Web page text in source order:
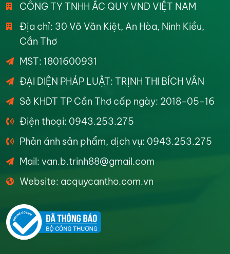
CÔNG TY TNHH ẮC QUY VND VIỆT NAM
Địa chỉ: 30 Võ Văn Kiệt, An Hòa, Ninh Kiều,
Cần Thơ
MST: 1801600931
ĐẠI DIỆN PHÁP LUẬT: TRỊNH THI BÍCH VÂN
Sở KHDT TP Cần Thơ cấp ngày: 2018-05-16
Điện thoại: 0943.253.275
Phản ánh sản phẩm, dịch vụ: 0943.253.275
Mail: van.b.trinh88@gmail.com
Website: acquycantho.com.vn